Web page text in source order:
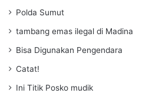
Polda Sumut
tambang emas ilegal di Madina
Bisa Digunakan Pengendara
Catat!
Ini Titik Posko mudik